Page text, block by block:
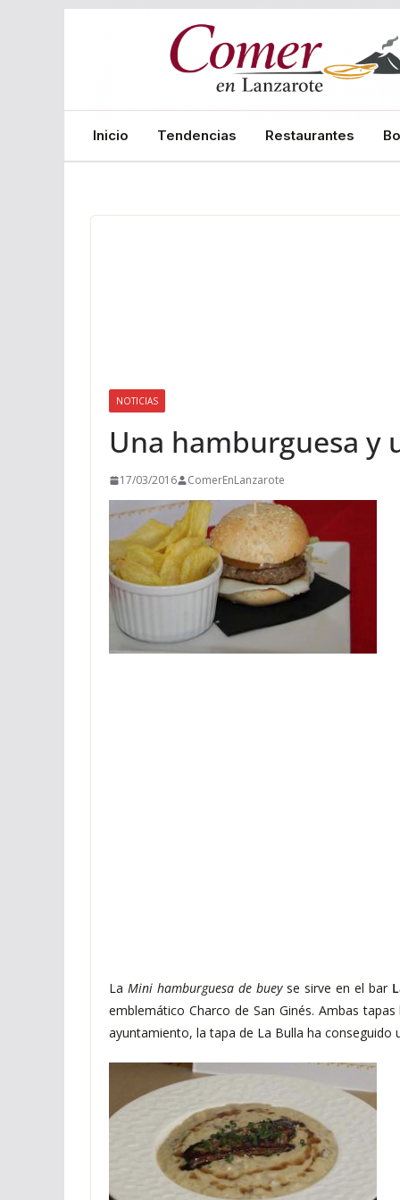
Inicio Tendencias Restaurantes
NOTICIAS
Una hamburguesa y
17/03/2016 ComerEnLanzarote
La Mini hamburguesa de bueyse sirve en el bar
emblemático Charco de San Ginés. Ambas
ayuntamiento, la tapa de La Bulla ha conseguido